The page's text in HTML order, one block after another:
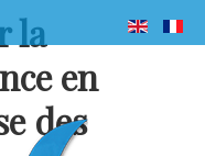
la
en
des